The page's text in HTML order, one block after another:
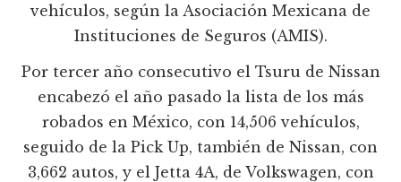
vehículos, según la Asociación Mexicana de
Instituciones de Seguros (AMIS).
Por tercer año consecutivo el Tsuru de Nissan
encabezó el año pasado la lista de los más
robados en México, con 14,506 vehículos,
seguido de la Pick Up, también de Nissan, con
3,662 autos, y el Jetta 4A, de Volkswagen, con